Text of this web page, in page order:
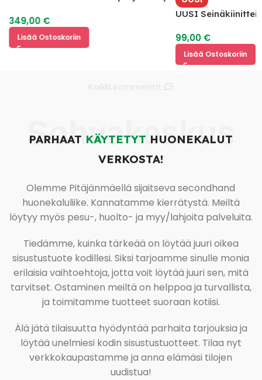
349,00 €
Lisää Ostoskoriin
UUSI
99,00 €
Lisää Ostoskoriin
Sohvakeskus
PARHAAT KÄYTETYT HUONEKALUT
VERKOSTA!
Olemme Pitäjänmäellä sijaitseva secondhand
huonekaluliike. Kannatamme kierrätystä. Meiltä
löytyy myös pesu-, huolto- ja myy/lahjoita palveluita.
Tiedämme, kuinka tärkeää on löytää juuri oikea
sisustustuote kodillesi. Siksi tarjoamme sinulle monia
erilaisia vaihtoehtoja, jotta voit löytää juuri sen, mitä
tarvitset. Ostaminen meiltä on helppoa ja turvallista,
ja toimitamme tuotteet suoraan kotiisi.
Älä jätä tilaisuutta hyödyntää parhaita tarjouksia ja
löytää unelmiesi kodin sisustustuotteet. Tilaa nyt
verkkokaupastamme ja anna elämäsi tilojen
uudistua!